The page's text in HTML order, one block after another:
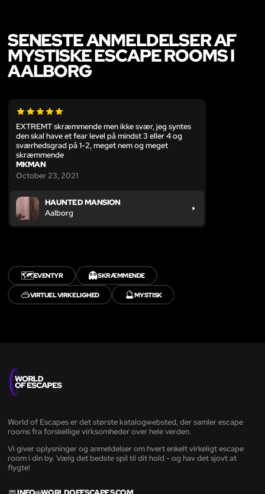
SENESTE ANMELDELSER AF
MYSTISKE ESCAPE ROOMS I
AALBORG
EXTREMT skræmmende men ikke svær, jeg syntes
den skal have et fear level på mindst 3 eller 4 og
sværhedsgrad på 1-2, meget nem og meget
skræmmende
MKMAN
October 23, 2021
HAUNTED MANSION
Aalborg
🗺️EVENTYR 👻SKRÆMMENDE
🥽VIRTUEL VIRKELIGHED 🔮MYSTISK
World of Escapes er det største katalogwebsted, der samler escape
rooms fra forskellige virksomheder over hele verden.
Vi giver oplysninger og anmeldelser om hvert enkelt virkeligt escape
room i din by. Vælg det bedste spil til dit hold - og hav det sjovt at
flygte!